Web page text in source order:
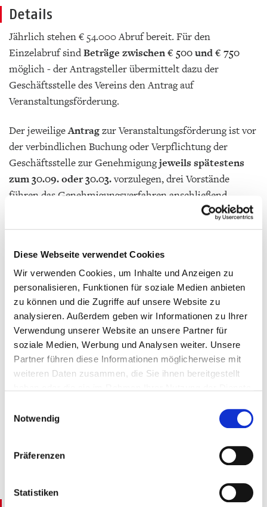
Diese Webseite verwendet Cookies
Wir verwenden Cookies, um Inhalte und Anzeigen zu
personalisieren, Funktionen für soziale Medien anbieten
zu können und die Zugriffe auf unsere Website zu
analysieren. Außerdem geben wir Informationen zu Ihrer
Verwendung unserer Website an unsere Partner für
soziale Medien, Werbung und Analysen weiter. Unsere
Partner führen diese Informationen möglicherweise mit
weiteren Daten zusammen, die Sie ihnen bereitgestellt
Weitere Informationen finden Sie in unserer
Notwendig
Präferenzen
Statistiken
Details
Jährlich stehen € 54.000 Abruf bereit. Für den
Einzelabruf sindBeträge zwischen € 500 und € 750
möglich - der Antragsteller übermittelt dazu der
Geschäftsstelle des Vereins den Antrag auf
Veranstaltungsförderung.
Der jeweiligeAntragzur Veranstaltungsförderung ist vor
der verbindlichen Buchung oder Verpflichtung der
Geschäftsstelle zur Genehmigungjeweils spätestens
zum 30.09. oder 30.03.vorzulegen, drei Vorstände
führen das Genehmigungsverfahren anschließend
innerhalb von vier Wochen durch und stellen den
jeweiligen Antrag für die folgenden sechs Monate ein.
Das Eingangsdatum des Antrags im Landesverband ist
maßgeblich für die Berücksichtigung, eineerneute
Bewerbung ist erst nach 12 Monaten ab der ersten
Bezuschussung möglich.
Nachdem der Antragssteller den positiven Bescheid
erhalten hat, kann er die Planung verbindlich umsetzen
und nach Abschluss der Veranstaltung dem
Hat der genehmigende Vorstand keine Beanstandungen,
wird der vereinbarte Betrag vom Landesverband ohne
Umsatzsteuer als Veranstaltungszuschuss auf das Konto